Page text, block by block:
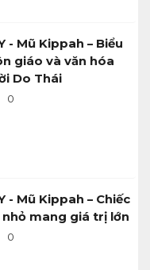
- Mũ Kippah – Biểu
giáo và văn hóa
Do Thái
0
- Mũ Kippah – Chiếc
mang giá trị lớn
0